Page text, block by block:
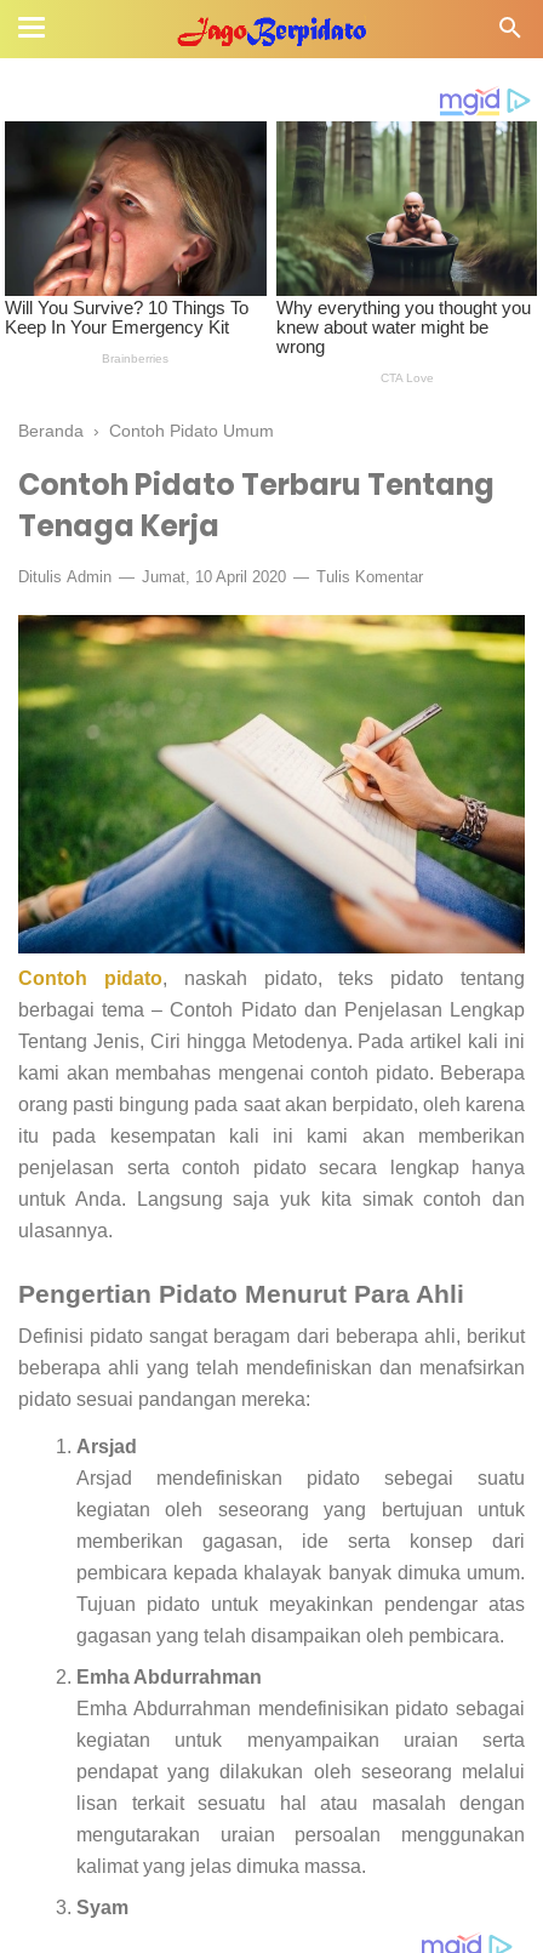
Beranda › Contoh Pidato Umum
Contoh Pidato Terbaru Tentang
Tenaga Kerja
Ditulis Admin Jumat, 10 April 2020 Tulis Komentar
Contoh pidato, naskah pidato, teks pidato tentang
berbagai tema – Contoh Pidato dan Penjelasan Lengkap
Tentang Jenis, Ciri hingga Metodenya. Pada artikel kali ini
kami akan membahas mengenai contoh pidato. Beberapa
orang pasti bingung pada saat akan berpidato, oleh karena
itu pada kesempatan kali ini kami akan memberikan
penjelasan serta contoh pidato secara lengkap hanya
untuk Anda. Langsung saja yuk kita simak contoh dan
ulasannya.
Pengertian Pidato Menurut Para Ahli
Definisi pidato sangat beragam dari beberapa ahli, berikut
beberapa ahli yang telah mendefiniskan dan menafsirkan
pidato sesuai pandangan mereka:
Arsjad
Arsjad mendefiniskan pidato sebegai suatu
kegiatan oleh seseorang yang bertujuan untuk
memberikan gagasan, ide serta konsep dari
pembicara kepada khalayak banyak dimuka umum.
Tujuan pidato untuk meyakinkan pendengar atas
gagasan yang telah disampaikan oleh pembicara.
Emha Abdurrahman
Emha Abdurrahman mendefinisikan pidato sebagai
kegiatan untuk menyampaikan uraian serta
pendapat yang dilakukan oleh seseorang melalui
lisan terkait sesuatu hal atau masalah dengan
mengutarakan uraian persoalan menggunakan
kalimat yang jelas dimuka massa.
Syam